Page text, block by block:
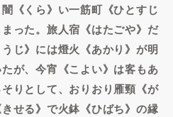
《くら》い一筋町《ひとすじ
った。旅人宿《はたごや》だ
じ》には燈火《あかり》が明
が、今宵《こよい》は客もあ
りとして、おりおり雁頸《が
せる》で火鉢《ひばち》の縁